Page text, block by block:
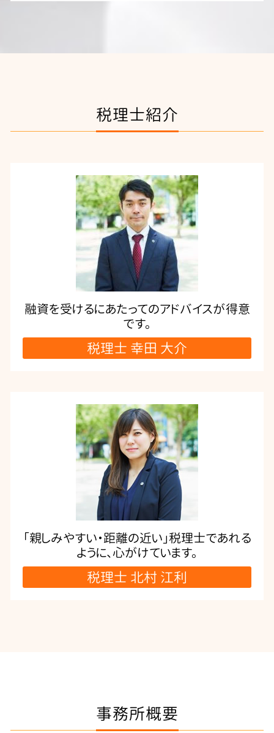
税理士紹介
融資を受けるにあたってのアドバイスが得意
です。
税理士 幸田 大介
「親しみやすい・距離の近い」税理士であれる
ように、心がけています。
税理士 北村 江利
事務所概要